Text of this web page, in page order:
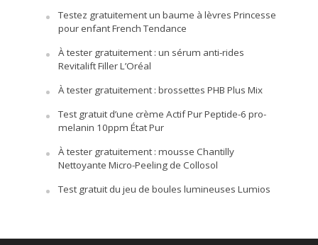
Testez gratuitement un baume à lèvres Princesse
pour enfant French Tendance
À tester gratuitement : un sérum anti-rides
Revitalift Filler L’Oréal
À tester gratuitement : brossettes PHB Plus Mix
Test gratuit d’une crème Actif Pur Peptide-6 pro-
melanin 10ppm État Pur
À tester gratuitement : mousse Chantilly
Nettoyante Micro-Peeling de Collosol
Test gratuit du jeu de boules lumineuses Lumios